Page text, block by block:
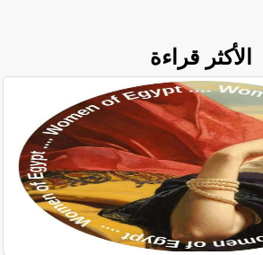
الأكثر قراءة